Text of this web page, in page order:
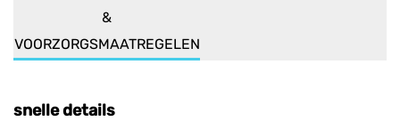
&
VOORZORGSMAATREGELEN
snelle details